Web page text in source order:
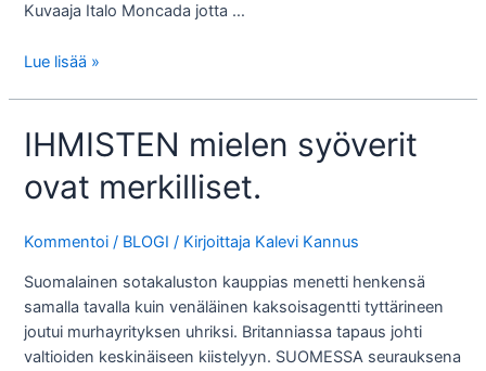
Kuvaaja Italo Moncada jotta …
Keskustelu
Lue lisää »
IHMISTEN mielen syöverit
ovat merkilliset.
Kommentoi / BLOGI / Kirjoittaja Kalevi Kannus
Suomalainen sotakaluston kauppias menetti henkensä
samalla tavalla kuin venäläinen kaksoisagentti tyttärineen
joutui murhayrityksen uhriksi. Britanniassa tapaus johti
valtioiden keskinäiseen kiistelyyn. SUOMESSA seurauksena